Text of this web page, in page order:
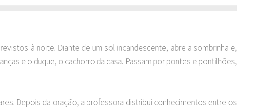
à noite. Diante de um sol incandescente, abre a sombrinha e,
e o duque, o cachorro da casa. Passam por pontes e pontilhões,
Depois da oração, a professora distribui conhecimentos entre os